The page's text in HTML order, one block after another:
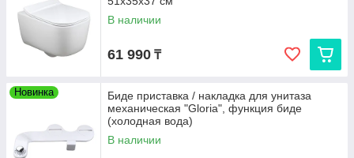
В наличии
61 990 ₸
Новинка
Биде приставка / накладка для унитаза
механическая "Gloria", функция биде
(холодная вода)
В наличии